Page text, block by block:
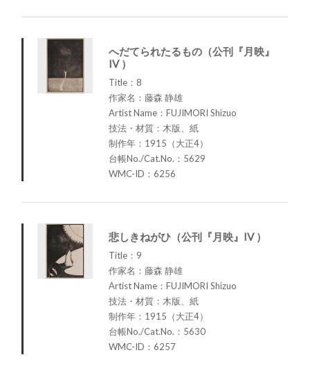
へだてられたるもの（公刊『月映』
IV ）
Title：8
作家名：藤森 静雄
Artist Name：FUJIMORI Shizuo
技法・材質：木版、紙
制作年：1915（大正4）
台帳No./Cat.No.：5629
WMC-ID：6256
悲しきねがひ（公刊『月映』IV ）
Title：9
作家名：藤森 静雄
Artist Name：FUJIMORI Shizuo
技法・材質：木版、紙
制作年：1915（大正4）
台帳No./Cat.No.：5630
WMC-ID：6257